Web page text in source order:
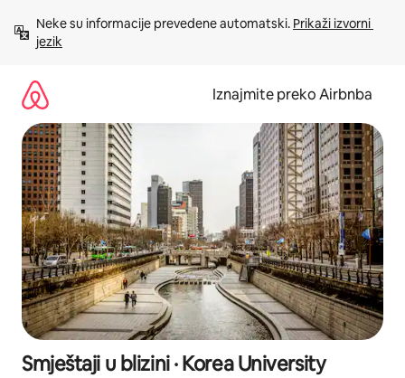
sadržaj
Neke su informacije prevedene automatski. Prikaži izvorni
jezik
Iznajmite preko Airbnba
Smještaji u blizini · Korea University